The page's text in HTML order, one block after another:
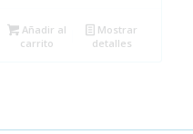
Añadir al
carrito
Mostrar
detalles